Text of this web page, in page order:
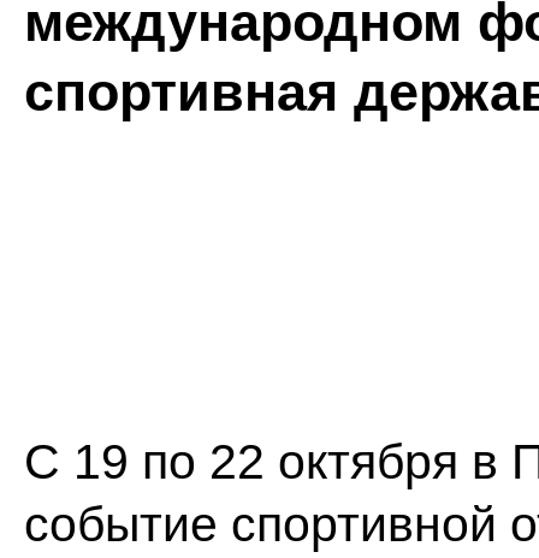
международном
спортивная
С 19 по 22 октября в
событие спортивной